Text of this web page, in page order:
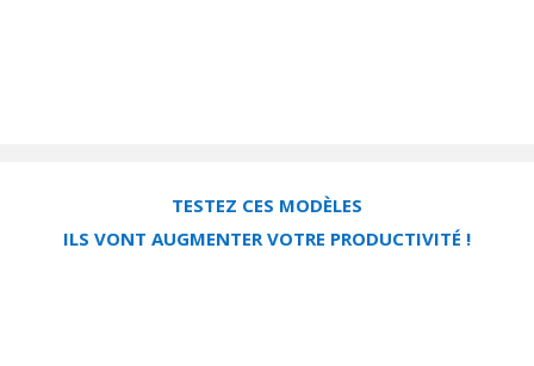
TESTEZ CES MODÈLES
ILS VONT AUGMENTER VOTRE PRODUCTIVITÉ !